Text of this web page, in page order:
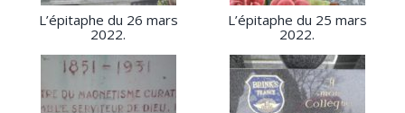
L’épitaphe du 26 mars
2022.
L’épitaphe du 25 mars
2022.